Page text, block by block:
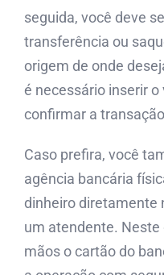
seguida, você deve
transferência ou
origem de onde
é necessário inserir
confirmar a
Caso prefira, você
agência bancária
dinheiro diretamente
um atendente.
mãos o cartão do